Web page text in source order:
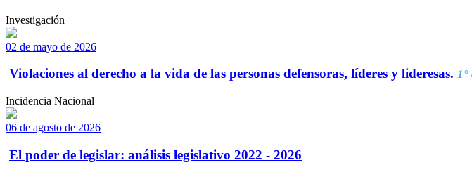
Investigación
02 de mayo de 2026
Violaciones al derecho a la vida de las personas defensoras, líderes y lideresas. 1°
Incidencia Nacional
06 de agosto de 2026
El poder de legislar: análisis legislativo 2022 - 2026